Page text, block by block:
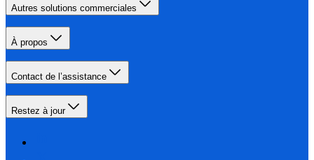
Autres solutions commerciales
À propos
Contact de l’assistance
Restez à jour